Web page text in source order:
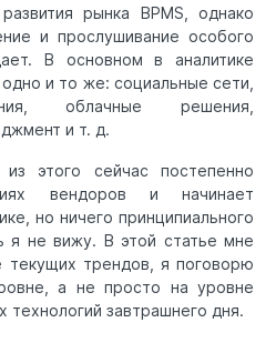
рынка BPMS, однако
и прослушивание особого
В основном в аналитике
и то же: социальные сети,
облачные решения,
и т. д.
этого сейчас постепенно
вендоров и начинает
но ничего принципиального
я не вижу. В этой статье мне
текущих трендов, я поговорю
а не просто на уровне
технологий завтрашнего дня.